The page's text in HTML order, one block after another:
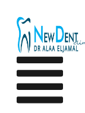
treści
Menu